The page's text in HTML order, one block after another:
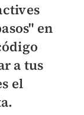
en
a tus
el